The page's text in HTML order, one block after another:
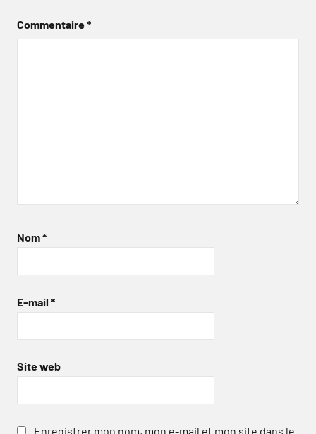
Commentaire*
Nom*
E-mail *
Site web
Enregistrer mon nom, mon e-mail et mon site dans le